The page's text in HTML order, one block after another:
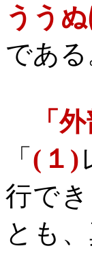
うう
である
「
「 ( １ )
行でき
とも